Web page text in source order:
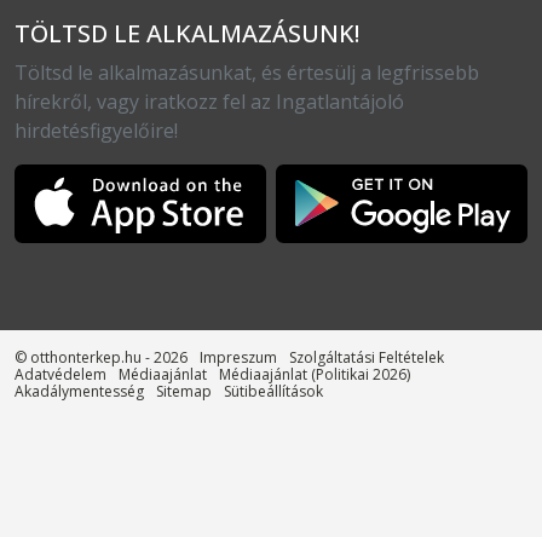
TÖLTSD LE ALKALMAZÁSUNK!
Töltsd le alkalmazásunkat, és értesülj a legfrissebb
hírekről, vagy iratkozz fel az Ingatlantájoló
hirdetésfigyelőire!
© otthonterkep.hu - 2026 Impreszum
Szolgáltatási Feltételek
Adatvédelem
Médiaajánlat
Médiaajánlat (Politikai 2026)
Akadálymentesség
Sitemap Sütibeállítások